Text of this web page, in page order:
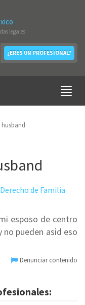
legales
¿ERES UN PROFESIONAL?
Derecho de Familia
esposo de centro
pueden asid eso
Denunciar contenido